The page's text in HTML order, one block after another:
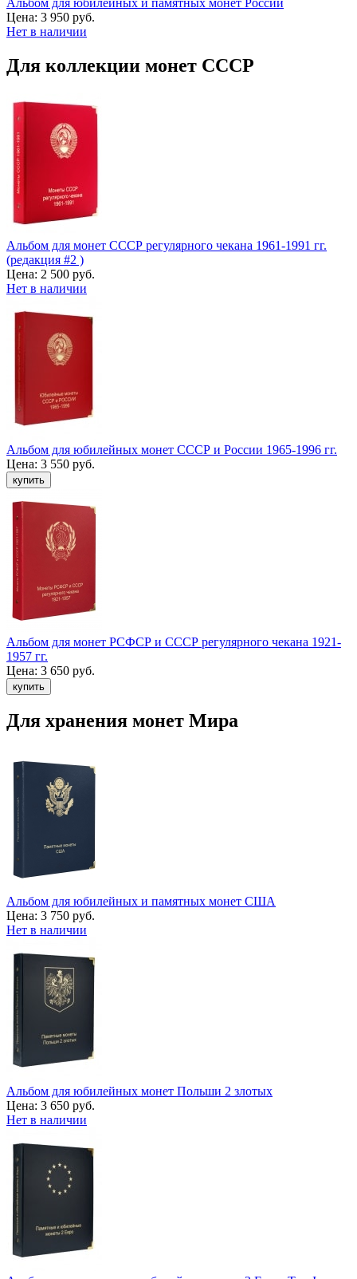
Цена: 3 950 руб.
Нет в наличии
Для коллекции монет СССР
Альбом для монет СССР регулярного чекана 1961-1991 гг.
(редакция #2 )
Цена: 2 500 руб.
Нет в наличии
Альбом для юбилейных монет СССР и России 1965-1996 гг.
Цена: 3 550 руб.
Альбом для монет РСФСР и СССР регулярного чекана 1921-
1957 гг.
Цена: 3 650 руб.
Для хранения монет Мира
Альбом для юбилейных и памятных монет США
Цена: 3 750 руб.
Нет в наличии
Альбом для юбилейных монет Польши 2 злотых
Цена: 3 650 руб.
Нет в наличии